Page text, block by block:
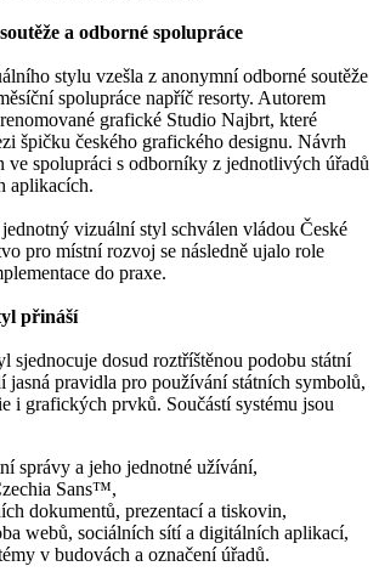
a odborné spolupráce
stylu vzešla z anonymní odborné soutěže
spolupráce napříč resorty. Autorem
grafické Studio Najbrt, které
špičku českého grafického designu. Návrh
ve spolupráci s odborníky z jednotlivých úřadů
aplikacích.
vizuální styl schválen vládou České
pro místní rozvoj se následně ujalo role
do praxe.
přináší
sjednocuje dosud roztříštěnou podobu státní
jasná pravidla pro používání státních symbolů,
i grafických prvků. Součástí systému jsou
správy a jeho jednotné užívání,
Sans™,
dokumentů, prezentací a tiskovin,
webů, sociálních sítí a digitálních aplikací,
v budovách a označení úřadů.